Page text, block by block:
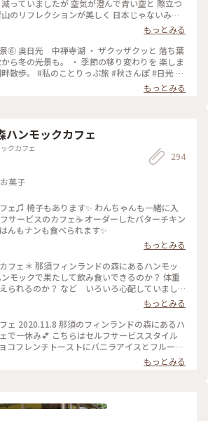
何度見ても美しく 心から癒されました✨💙 ・
ワンボート アオレンジャー？ モモレンジャ
仮面を被った 戦隊のように見えました🤣 ・ ・
娘旅 #こと
とりっぷ栃木 #ドライブ #日光ドライブ #冬の
日光 #湖 #冬 #華厳の滝 #滝 #スワンボート #日
木県 #栃木
っていましたが 空気が澄んで青い空と 際立つ
のリフレクションが美しく 日本じゃないみた
を見せてくれました💙 紅葉の季節が最高なの
したが 私たちには初めての 中禅寺湖✨ 冬なら
しめました🥰 ・ 湖畔にはたくさんのスワンボ
リンセスや 個性的な黒鳥さんなど 春が来るの
た💕 3月の中禅寺湖はシーズンオフ 素敵ユーザ
投稿を見て行きたかった 英国大使館別荘などは
はありましたが 無理だと思っていたいろは坂
りっぷ日光 #ことりっぷ栃木 #ドライブ #日光ド
湖 #冬の中禅寺湖 #冬の日光 #リフレクション #
#雪景色 #スワンボート #日光 #日光市 #栃木
もっとみる
⑥ 奥日光 中禅寺湖 ・ ザクッザクッと 落ち葉
ら冬の光景も。 ・ 季節の移り変わりを 楽しま
散歩。 #私のことりっぷ旅 #秋さんぽ #日光 #
禅寺湖
もっとみる
ハンモックカフェ
クカフェ
菓子
294
ェ♫ 椅子もあります✨ わんちゃんも一緒に入
サービスのカフェ☕️ オーダーしたバターチキン
んもナンも食べられます✨
もっとみる
フェ＊ 那須フィンランドの森にあるハンモッ
モックで果たして飲み食いできるのか？ 体重
られるのか？ など いろいろ心配していまし
クの座り心地はなかなか快適でした☺️ 椅子も
らに座っても大丈夫。 わんちゃん連れOKのフ
んちゃんとゆらゆらくつろいでいる人もいまし
れる #ことりっぷ栃木 #那須 #カフェ #ハンモッ
ンランドの森
もっとみる
森にあるハ
で一休み💕 こちらはセルフサービススタイル
コフレンチトーストにバニラアイスとフルーツ
夫はトマトパスタです😊 入口近くに可愛いコ
、雑貨を売ってるのかな？と思ったら、カトラ
とは、フィンランドの森にあるお店でチーズ
もっとみる